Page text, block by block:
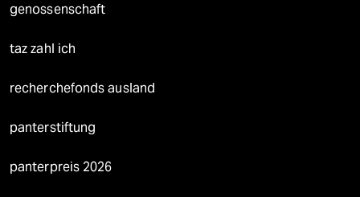
genossenschaft
taz zahl ich
recherchefonds ausland
panterstiftung
panterpreis 2026